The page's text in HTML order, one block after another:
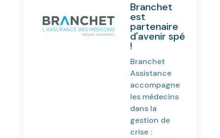
Branchet
est
partenaire
d'avenir spé
!
Branchet
Assistance
accompagne
les médecins
dans la
gestion de
crise :